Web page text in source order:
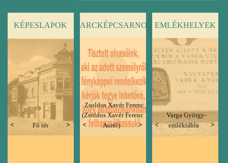
KÉPESLAPOK
Fő tér
Previous Next
ARCKÉPCSARNOK
Zsoldos Xavér Ferenc
(Zsoldos Xavér Ferenc
Aurél)
Previous Next
EMLÉKHELYEK
Varga György-
emléktábla
Previous